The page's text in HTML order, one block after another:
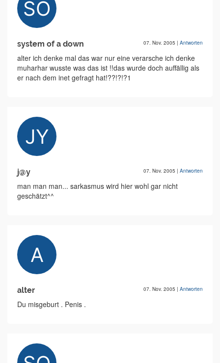
system of a down 07. Nov. 2005 | Antworten
alter ich denke mal das war nur eine verarsche ich denke
muharhar wusste was das ist !!das wurde doch auffällig als
er nach dem inet gefragt hat!??!?!?1
j@y 07. Nov. 2005 | Antworten
man man man... sarkasmus wird hier wohl gar nicht
geschätzt^^
alter 07. Nov. 2005 | Antworten
Du misgeburt . Penis .